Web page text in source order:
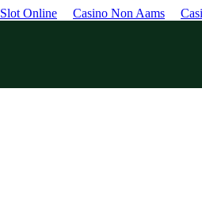
Slot Online Casino Non Aams